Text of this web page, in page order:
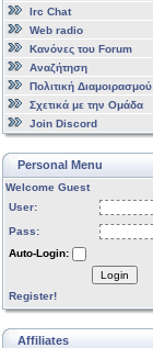
Irc Chat
Web radio
Κανόνες του Forum
Αναζήτηση
Πολιτική Διαμοιρασμού
Σχετικά με την Ομάδα
Join Discord
Personal Menu
Welcome Guest
User:
Pass:
Auto-Login:
Login
Register!
Affiliates